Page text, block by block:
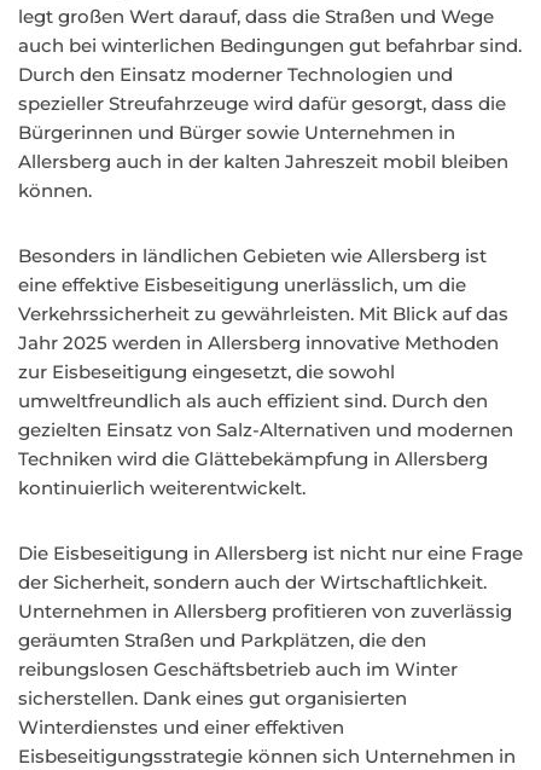
legt großen Wert darauf, dass die Straßen und Wege
auch bei winterlichen Bedingungen gut befahrbar sind.
Durch den Einsatz moderner Technologien und
spezieller Streufahrzeuge wird dafür gesorgt, dass die
Bürgerinnen und Bürger sowie Unternehmen in
Allersberg auch in der kalten Jahreszeit mobil bleiben
können.
Besonders in ländlichen Gebieten wie Allersberg ist
eine effektive Eisbeseitigung unerlässlich, um die
Verkehrssicherheit zu gewährleisten. Mit Blick auf das
Jahr 2025 werden in Allersberg innovative Methoden
zur Eisbeseitigung eingesetzt, die sowohl
umweltfreundlich als auch effizient sind. Durch den
gezielten Einsatz von Salz-Alternativen und modernen
Techniken wird die Glättebekämpfung in Allersberg
kontinuierlich weiterentwickelt.
Die Eisbeseitigung in Allersberg ist nicht nur eine Frage
der Sicherheit, sondern auch der Wirtschaftlichkeit.
Unternehmen in Allersberg profitieren von zuverlässig
geräumten Straßen und Parkplätzen, die den
reibungslosen Geschäftsbetrieb auch im Winter
sicherstellen. Dank eines gut organisierten
Winterdienstes und einer effektiven
Eisbeseitigungsstrategie können sich Unternehmen in